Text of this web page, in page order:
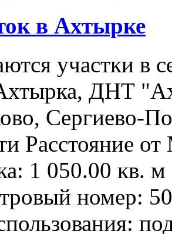
в Ахтырке
участки в
ДНТ
Сергиево-
Расстояние
1 050.00 кв.
номер: